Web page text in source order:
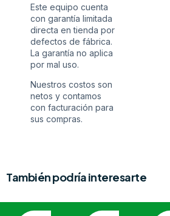
Este equipo cuenta
con garantía limitada
directa en tienda por
defectos de fábrica.
La garantía no aplica
por mal uso.
Nuestros costos son
netos y contamos
con facturación para
sus compras.
También podría interesarte